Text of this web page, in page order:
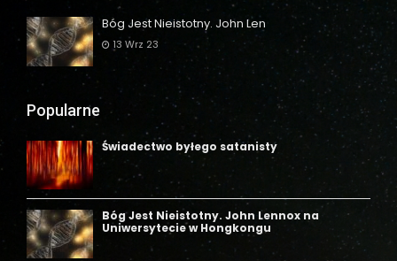
Bóg Jest Nieistotny. John Len
13 Wrz 23
Popularne